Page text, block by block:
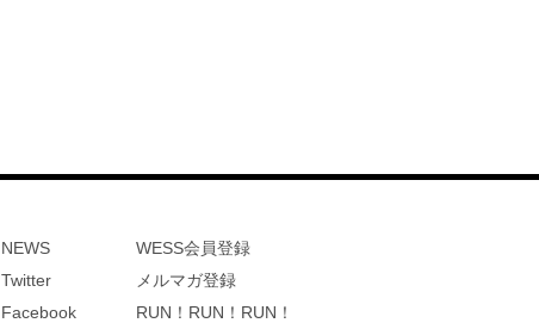
NEWS
Twitter
Facebook
WESS会員登録
メルマガ登録
RUN！RUN！RUN！